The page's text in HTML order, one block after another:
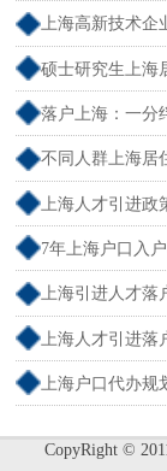
上海高新技术企
户）
硕士研究生上海
积分）
落户上海：一分
孩可以考上海大
不同人群上海居
上海人才引进
7年上海户口入
上海引进人才落
上海人才引进
上海户口代办规
CopyRight ©